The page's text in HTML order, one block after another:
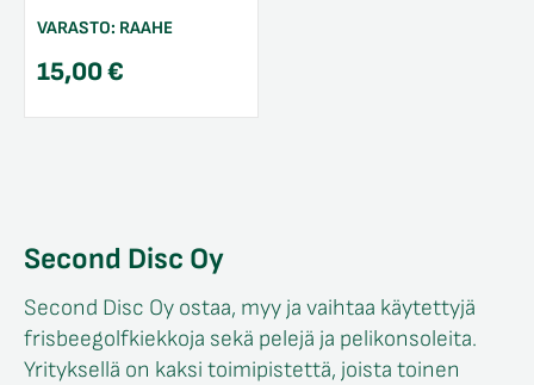
VARASTO: RAAHE
15,00€
Second Disc Oy
Second Disc Oy ostaa, myy ja vaihtaa käytettyjä
frisbeegolfkiekkoja sekä pelejä ja pelikonsoleita.
Yrityksellä on kaksi toimipistettä, joista toinen